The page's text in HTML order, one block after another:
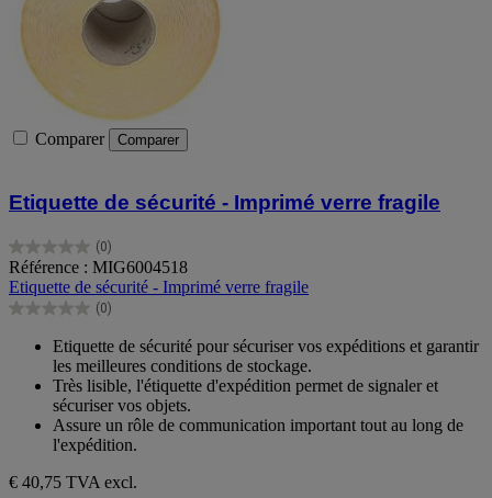
Comparer Comparer
Etiquette de sécurité - Imprimé verre fragile
(0)
0.0
sur
5
étoiles.
Référence : MIG6004518
Etiquette de sécurité - Imprimé verre fragile
(0)
0.0
étoiles.
Etiquette de sécurité pour sécuriser vos expéditions et garantir
les meilleures conditions de stockage.
Très lisible, l'étiquette d'expédition permet de signaler et
sécuriser vos objets.
Assure un rôle de communication important tout au long de
l'expédition.
€ 40,75 TVA excl.